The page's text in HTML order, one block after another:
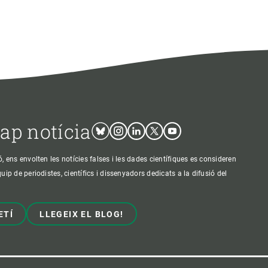
notícia BlueskyInstagram
LinkedinTwitterYoutube
ens envolten les notícies falses i les dades científiques es consideren
de periodistes, científics i dissenyadors dedicats a la difusió del
LLEGEIX EL BLOG!